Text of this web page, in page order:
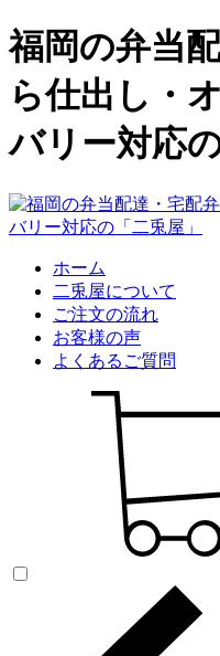
福岡の弁当
ら仕出し・
バリー対応
ホーム
二兎屋について
ご注文の流れ
お客様の声
よくあるご質問